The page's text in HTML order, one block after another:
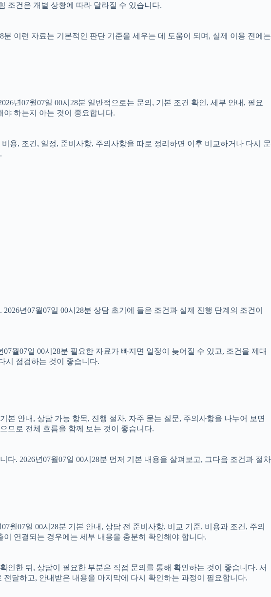
조건은 개별 상황에 따라 달라질 수 있습니다.
분 이런 자료는 기본적인 판단 기준을 세우는 데 도움이 되며, 실제 이용 전에는
년07월07일 00시28분 일반적으로는 문의, 기본 조건 확인, 세부 안내, 필요
하는지 아는 것이 중요합니다.
용, 조건, 일정, 준비사항, 주의사항을 따로 정리하면 이후 비교하거나 다시 문
년07월07일 00시28분 상담 초기에 들은 조건과 실제 진행 단계의 조건이
월07일 00시28분 필요한 자료가 빠지면 일정이 늦어질 수 있고, 조건을 제대
시 점검하는 것이 좋습니다.
본 안내, 상담 가능 항목, 진행 절차, 자주 묻는 질문, 주의사항을 나누어 보면
므로 전체 흐름을 함께 보는 것이 좋습니다.
. 2026년07월07일 00시28분 먼저 기본 내용을 살펴보고, 그다음 조건과 절차
07일 00시28분 기본 안내, 상담 전 준비사항, 비교 기준, 비용과 조건, 주의
연결되는 경우에는 세부 내용을 충분히 확인해야 합니다.
인한 뒤, 상담이 필요한 부분은 직접 문의를 통해 확인하는 것이 좋습니다. 서
달하고, 안내받은 내용을 마지막에 다시 확인하는 과정이 필요합니다.